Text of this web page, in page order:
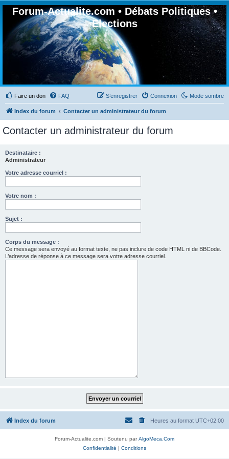
Forum-Actualite.com • Débats Politiques •
Elections
Faire un don Mode sombre
FAQ Connexion
S’enregistrer
Index du forum Contacter un administrateur du forum
Contacter un administrateur du forum
Destinataire :
Administrateur
Votre adresse courriel :
Votre nom :
Sujet :
Corps du message :
Ce message sera envoyé au format texte, ne pas inclure de code HTML ni de BBCode.
L’adresse de réponse à ce message sera votre adresse courriel.
Index du forum Heures au format UTC+02:00
Forum-Actualite.com | Soutenu parAlgoMeca.Com
Confidentialité | Conditions